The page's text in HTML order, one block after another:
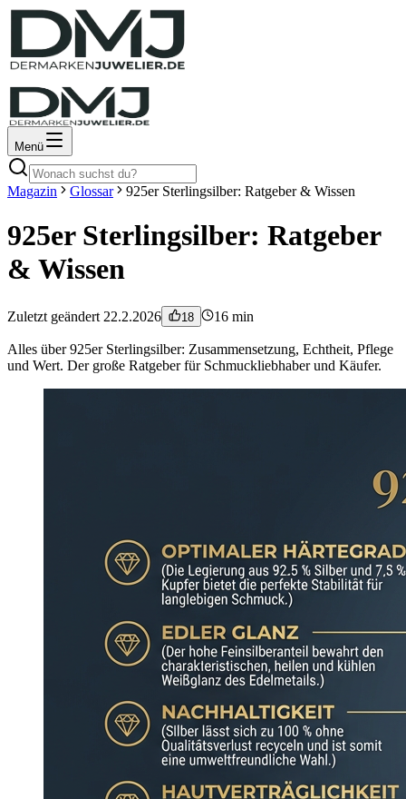
Menü
Magazin Glossar 925er Sterlingsilber: Ratgeber & Wissen
925er Sterlingsilber: Ratgeber
& Wissen
Zuletzt geändert 22.2.2026 18 16 min
Alles über 925er Sterlingsilber: Zusammensetzung, Echtheit, Pflege
und Wert. Der große Ratgeber für Schmuckliebhaber und Käufer.